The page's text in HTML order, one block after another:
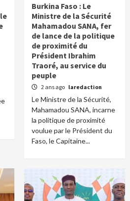
Burkina Faso : Le
Ministre de la Sécurité
Mahamadou SANA, fer
de lance de la politique
de proximité du
Président Ibrahim
Traoré, au service du
peuple
2 ans ago laredaction
Le Ministre de la Sécurité,
Mahamadou SANA, incarne
la politique de proximité
voulue par le Président du
Faso, le Capitaine...